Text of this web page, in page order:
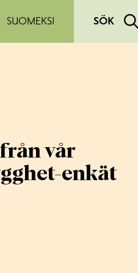
SUOMEKSI
SÖK
vår
enkät